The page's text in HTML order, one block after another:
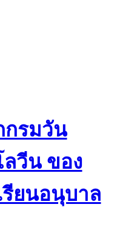
กรมวัน
ลวีน ของ
รียนอนุบาล